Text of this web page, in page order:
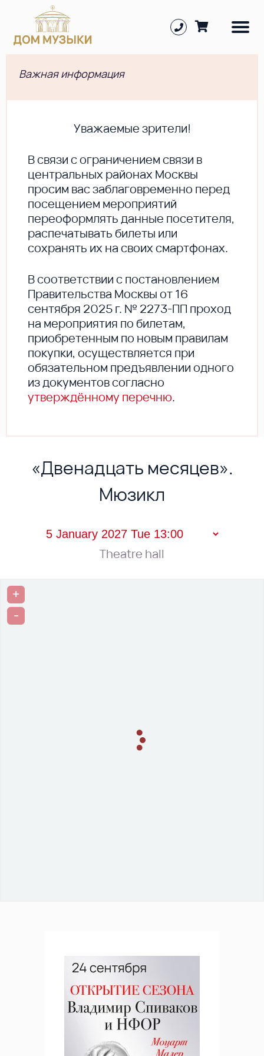
Важная информация
Уважаемые зрители!
В cвязи с ограничением связи в
центральных районах Москвы
просим вас заблаговременно перед
посещением мероприятий
переоформлять данные посетителя,
распечатывать билеты или
сохранять их на своих смартфонах.
В соответствии с постановлением
Правительства Москвы от 16
сентября 2025 г. № 2273-ПП проход
на мероприятия по билетам,
приобретенным по новым правилам
покупки, осуществляется при
обязательном предъявлении одного
из документов согласно
утверждённому перечню.
«Двенадцать месяцев».
Мюзикл
Theatre hall
+
-